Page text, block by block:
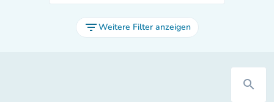
filter_listWeitere Filter anzeigen
search